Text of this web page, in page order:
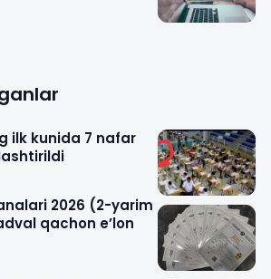
ilk kunida 7 nafar
2026 (2-yarim
qachon e’lon